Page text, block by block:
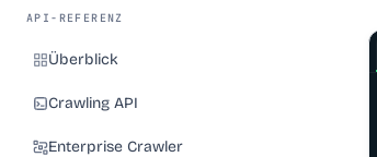
API-REFERENZ
Überblick
Crawling API
Enterprise Crawler